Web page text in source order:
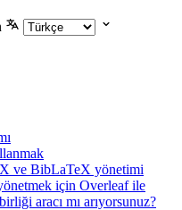
ve BibLaTeX yönetimi
için Overleaf ile
aracı mı arıyorsunuz?